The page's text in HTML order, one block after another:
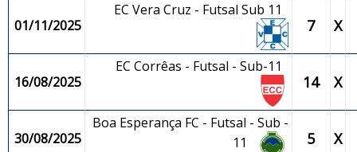
01/11/2025
EC Vera Cruz - Futsal Sub 11
7 X
16/08/2025
EC Corrêas - Futsal - Sub-11
14 X
30/08/2025
Boa Esperança FC - Futsal - Sub -
11
5 X